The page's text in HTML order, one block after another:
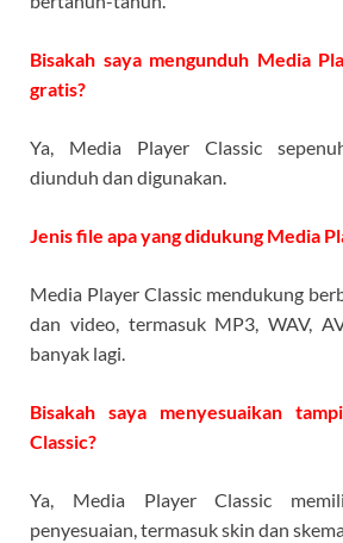
Bisakah saya mengunduh Media
gratis?
Ya, Media Player Classic
diunduh dan digunakan.
Jenis file apa yang didukung Media
Media Player Classic mendukung
dan video, termasuk MP3, WAV,
banyak lagi.
Bisakah saya menyesuaikan
Classic?
Ya, Media Player Classic
penyesuaian, termasuk skin dan